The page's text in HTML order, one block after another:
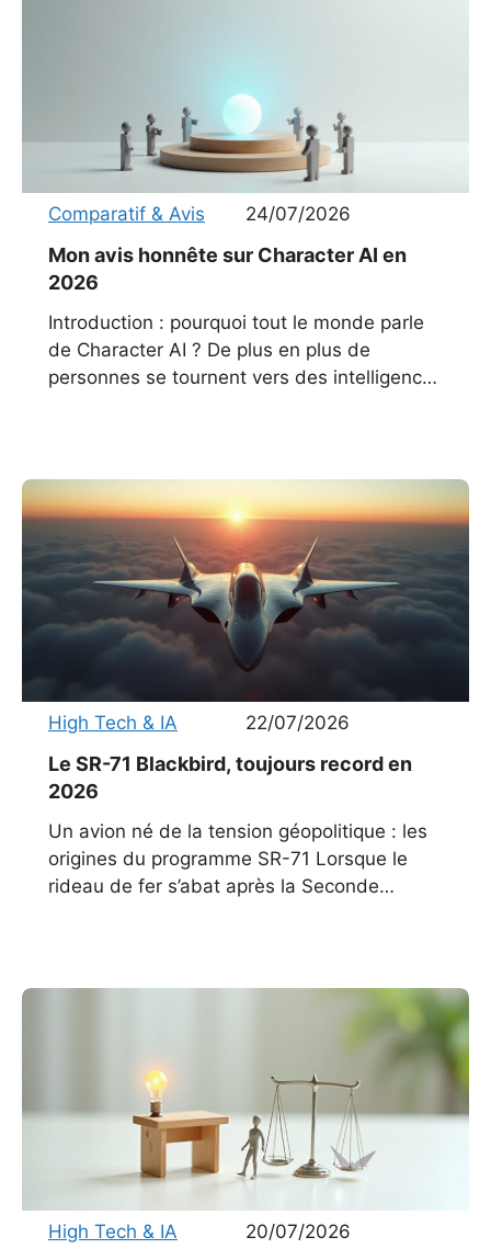
Comparatif & Avis 24/07/2026
Mon avis honnête sur Character AI en
2026
Introduction : pourquoi tout le monde parle
de Character AI ? De plus en plus de
personnes se tournent vers des intelligences
High Tech & IA 22/07/2026
Le SR-71 Blackbird, toujours record en
2026
Un avion né de la tension géopolitique : les
origines du programme SR-71 Lorsque le
rideau de fer s’abat après la Seconde
High Tech & IA 20/07/2026